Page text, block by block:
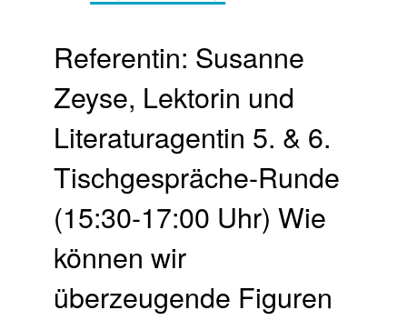
Referentin: Susanne
Zeyse, Lektorin und
Literaturagentin 5. & 6.
Tisch­gespräche-Runde
(15:30-17:00 Uhr) Wie
können wir
überzeugende Figuren